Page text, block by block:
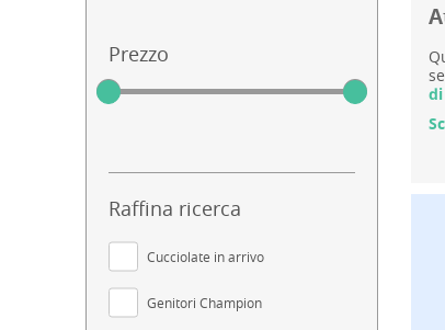
Prezzo
Raffina ricerca
Cucciolate in arrivo
Genitori Champion